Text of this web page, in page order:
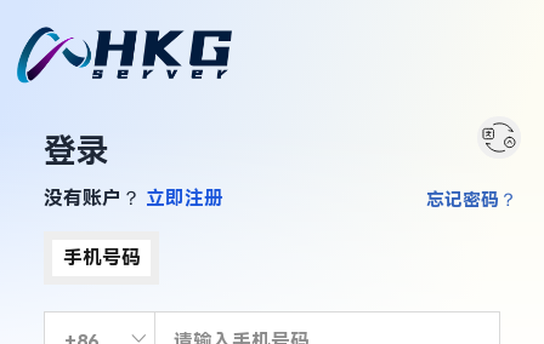
登录
没有账户？ 立即注册
手机号码
忘记密码？